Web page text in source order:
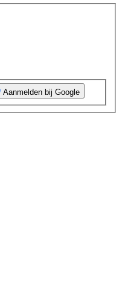
Aanmelden bij Google